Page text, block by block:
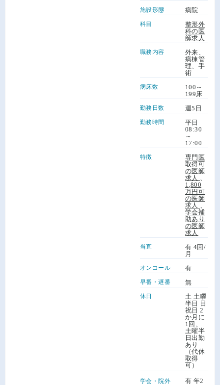
施設形態 病院
科目
整形外
科の医
師求人
職務内容
外来、
病棟管
理、手
術
病床数
100～
199床
勤務日数 週5日
勤務時間
平日
08:30
～
17:00
特徴
専門医
取得可
の医師
求人
1,800
万円可
の医師
求人
学会補
助あり
の医師
求人
当直
有 4回/
月
オンコール 有
早番・遅番 無
休日
土 土曜
半日 日
祝日 2
か月に
1回、
土曜半
日出勤
あり
（代休
取得
可）
学会・院外
有 年2